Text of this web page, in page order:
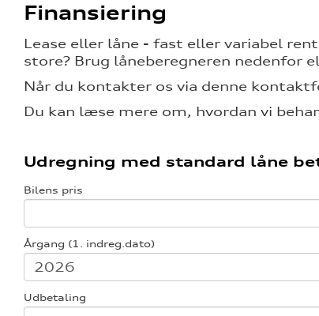
Finansiering
Lease eller låne - fast eller variabel
store? Brug låneberegneren nedenfor
Når du kontakter os via denne
Du kan læse mere om, hvordan vi
Udregning med standard låne
Bilens pris
Årgang (1. indreg.dato)
Udbetaling